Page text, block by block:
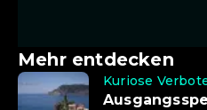
Mehr entdecken
Kuriose